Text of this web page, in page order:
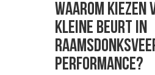
Waarom kiezen
kleine beurt in
Performance?